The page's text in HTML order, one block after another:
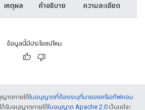
เหตุผล คำอธิบาย ความละเอียด
ข้อมูลนี้มีประโยชน์ไหม
ญาตภายใต้ใบอนุญาตที่ต้องระบุที่มาของครีเอทีฟคอม
ด้รับอนุญาตภายใต้ใบอนุญาต Apache 2.0 เว้นแต่จะ